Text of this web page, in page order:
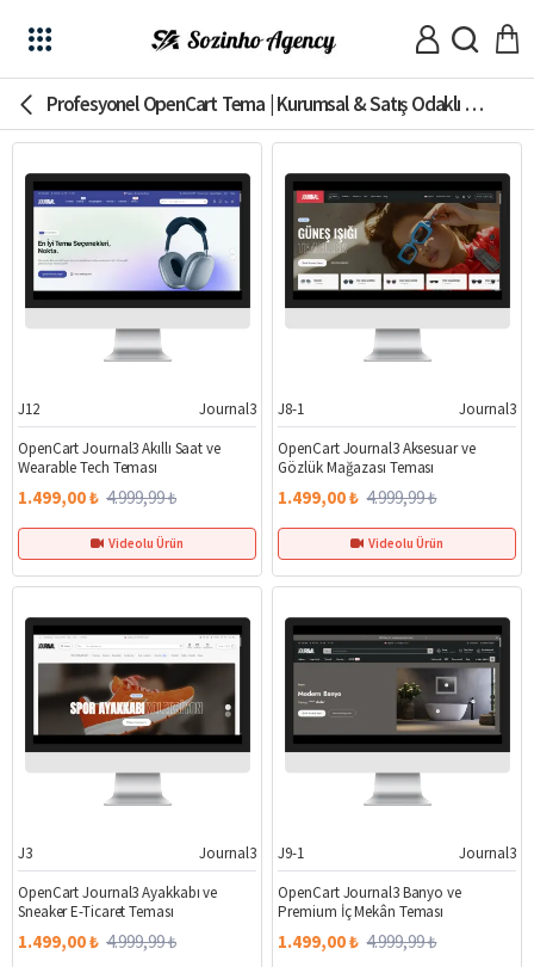
Profesyonel OpenCart Tema | Kurumsal & Satış Odaklı Tasarımlar
%70
J12
Journal3
OpenCart Journal3 Akıllı Saat ve
Wearable Tech Teması
1.499,00 ₺ 4.999,99 ₺
Videolu Ürün
%70
J8-1
Journal3
OpenCart Journal3 Aksesuar ve
Gözlük Mağazası Teması
1.499,00 ₺ 4.999,99 ₺
Videolu Ürün
%70
J3
Journal3
OpenCart Journal3 Ayakkabı ve
Sneaker E-Ticaret Teması
1.499,00 ₺ 4.999,99 ₺
%70
J9-1
Journal3
OpenCart Journal3 Banyo ve
Premium İç Mekân Teması
1.499,00 ₺ 4.999,99 ₺